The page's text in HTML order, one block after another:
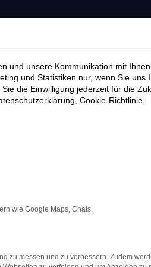
und unsere Kommunikation mit
und Statistiken nur, wenn Sie uns
die Einwilligung jederzeit für die
Cookie-Richtlinie
wie Google Maps, Chats,
zu messen und zu verbessern. Zudem